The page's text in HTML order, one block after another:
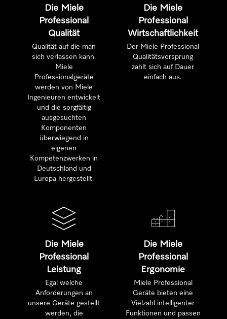
Die Miele
Professional
Qualität
Qualität auf die man
sich verlassen kann.
Miele
Professionalgeräte
werden von Miele
Ingenieuren entwickelt
und die sorgfältig
ausgesuchten
Komponenten
überwiegend in
eigenen
Kompetenzwerken in
Deutschland und
Europa hergestellt.
Die Miele
Professional
Wirtschaftlichkeit
Der Miele Professional
Qualitätsvorsprung
zahlt sich auf Dauer
einfach aus.
Die Miele
Professional
Leistung
Egal welche
Anforderungen an
unsere Geräte gestellt
werden, die
Die Miele
Professional
Ergonomie
Miele Professional
Geräte bieten eine
Vielzahl intelligenter
Funktionen und passen